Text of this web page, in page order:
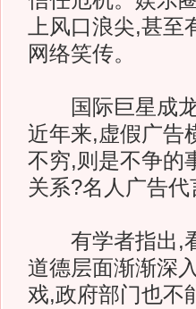
上风口浪尖,甚
网络笑传。
国际巨星成龙
近年来,虚假广告
不穷,则是不争的
关系?名人广告
有学者指出,看
道德层面渐渐深
戏,政府部门也不